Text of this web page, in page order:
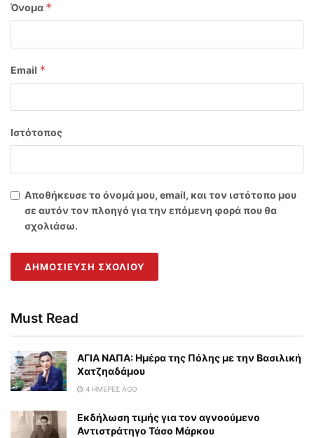
Όνομα *
Email *
Ιστότοπος
Αποθήκευσε το όνομά μου, email, και τον ιστότοπο μου
σε αυτόν τον πλοηγό για την επόμενη φορά που θα
σχολιάσω.
Must Read
ΑΓΙΑ ΝΑΠΑ: Ημέρα της Πόλης με την Βασιλική
Χατζηαδάμου
4 ΗΜΈΡΕΣ AGO
Εκδήλωση τιμής για τον αγνοούμενο
Αντιστράτηγο Τάσο Μάρκου